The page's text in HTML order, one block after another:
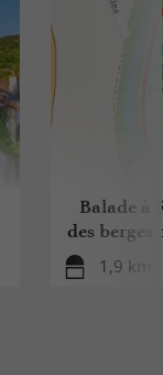
Balade à
des berges
1,9 km